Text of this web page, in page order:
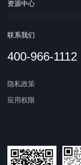
资源中心
联系我们
400-966-1112
隐私政策
应用权限